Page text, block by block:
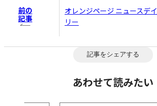
前の
記事
オレンジページ ニュースデイ
リー
記事をシェアする
あわせて読みたい